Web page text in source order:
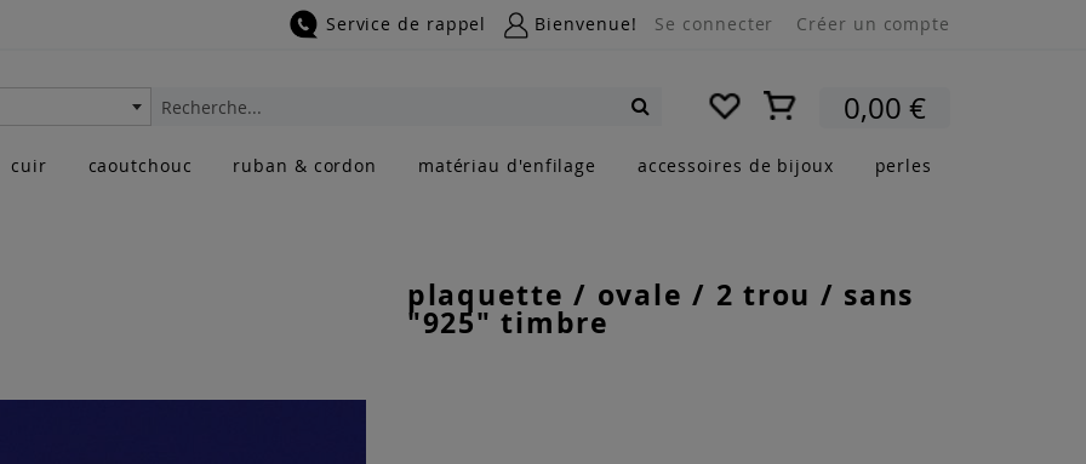
Service de rappel Bienvenue! Se connecter Créer un compte
Mon panier0,00 €
Rechercher
cuir caoutchouc ruban & cordon matériau d'enfilage accessoires de bijoux perles
plaquette / ovale / 2 trou / sans
"925" timbre